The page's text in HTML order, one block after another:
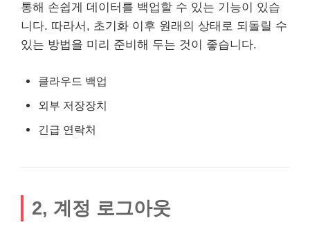
통해 손쉽게 데이터를 백업할 수 있는 기능이 있습
니다. 따라서, 초기화 이후 원래의 상태로 되돌릴 수
있는 방법을 미리 준비해 두는 것이 좋습니다.
클라우드 백업
외부 저장장치
긴급 연락처
2, 계정 로그아웃